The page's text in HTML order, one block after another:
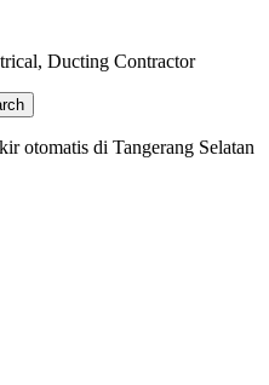
Ducting Contractor
otomatis di Tangerang Selatan